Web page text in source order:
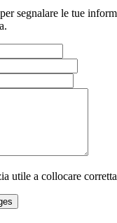
segnalare le tue
utile a collocare